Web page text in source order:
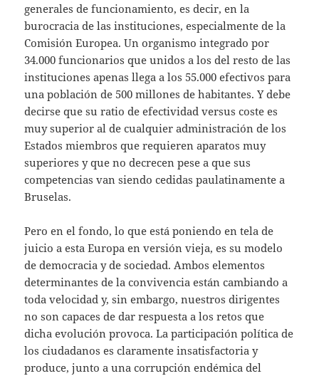
generales de funcionamiento, es decir, en la
burocracia de las instituciones, especialmente de la
Comisión Europea. Un organismo integrado por
34.000 funcionarios que unidos a los del resto de las
instituciones apenas llega a los 55.000 efectivos para
una población de 500 millones de habitantes. Y debe
decirse que su ratio de efectividad versus coste es
muy superior al de cualquier administración de los
Estados miembros que requieren aparatos muy
superiores y que no decrecen pese a que sus
competencias van siendo cedidas paulatinamente a
Bruselas.
Pero en el fondo, lo que está poniendo en tela de
juicio a esta Europa en versión vieja, es su modelo
de democracia y de sociedad. Ambos elementos
determinantes de la convivencia están cambiando a
toda velocidad y, sin embargo, nuestros dirigentes
no son capaces de dar respuesta a los retos que
dicha evolución provoca. La participación política de
los ciudadanos es claramente insatisfactoria y
produce, junto a una corrupción endémica del